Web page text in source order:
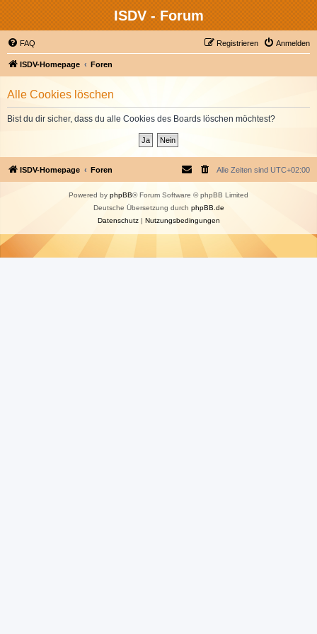
ISDV - Forum
FAQ Anmelden
Registrieren
ISDV-Homepage Foren
Alle Cookies löschen
Bist du dir sicher, dass du alle Cookies des Boards löschen möchtest?
ISDV-Homepage Foren Alle Zeiten sind UTC+02:00
Powered by phpBB® Forum Software © phpBB Limited
Deutsche Übersetzung durch phpBB.de
Datenschutz| Nutzungsbedingungen